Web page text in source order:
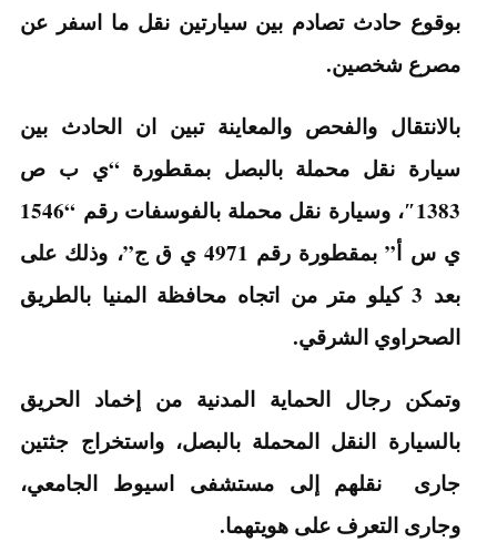
بوقوع حادث تصادم بين سيارتين نقل ما اسفر عن
مصرع شخصين.
بالانتقال والفحص والمعاينة تبين ان الحادث بين
سيارة نقل محملة بالبصل بمقطورة “ي ب ص
1383″، وسيارة نقل محملة بالفوسفات رقم “1546
ي س أ” بمقطورة رقم 4971 ي ق ج”، وذلك على
بعد 3 كيلو متر من اتجاه محافظة المنيا بالطريق
الصحراوي الشرقي.
وتمكن رجال الحماية المدنية من إخماد الحريق
بالسيارة النقل المحملة بالبصل، واستخراج جثتين
جارى نقلهم إلى مستشفى اسيوط الجامعي،
وجارى التعرف على هويتهما.